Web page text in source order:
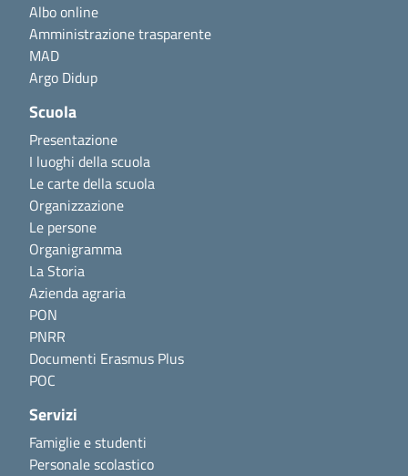
Albo online
Amministrazione trasparente
MAD
Argo Didup
Scuola
Presentazione
I luoghi della scuola
Le carte della scuola
Organizzazione
Le persone
Organigramma
La Storia
Azienda agraria
PON
PNRR
Documenti Erasmus Plus
POC
Servizi
Famiglie e studenti
Personale scolastico